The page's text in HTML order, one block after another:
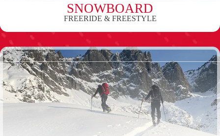
SNOWBOARD
FREERIDE & FREESTYLE